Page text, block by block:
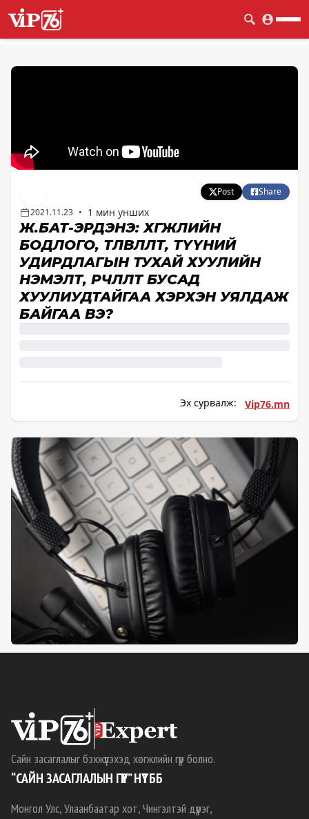
Post
Share
2021.11.23 • 1 мин унших
Ж.БАТ-ЭРДЭНЭ: ХӨГЖЛИЙН
БОДЛОГО, ТӨЛӨВЛӨЛТ, ТҮҮНИЙ
УДИРДЛАГЫН ТУХАЙ ХУУЛИЙН
НЭМЭЛТ, ӨӨРЧЛӨЛТ БУСАД
ХУУЛИУДТАЙГАА ХЭРХЭН УЯЛДАЖ
БАЙГАА ВЭ?
Эх сурвалж: Vip76.mn
Сайн засаглалыг бэхжүүлэхэд хөгжлийн гүүр болно.
“САЙН ЗАСАГЛАЛЫН ГҮҮР” НҮТББ
Монгол Улс, Улаанбаатар хот, Чингэлтэй дүүрэг,